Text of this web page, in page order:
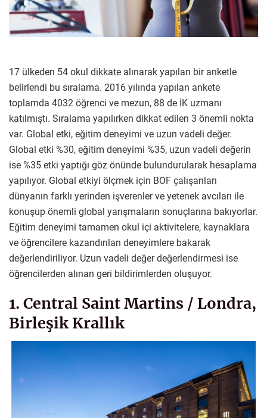
17 ülkeden 54 okul dikkate alınarak yapılan bir anketle
belirlendi bu sıralama. 2016 yılında yapılan ankete
toplamda 4032 öğrenci ve mezun, 88 de İK uzmanı
katılmıştı. Sıralama yapılırken dikkat edilen 3 önemli nokta
var. Global etki, eğitim deneyimi ve uzun vadeli değer.
Global etki %30, eğitim deneyimi %35, uzun vadeli değerin
ise %35 etki yaptığı göz önünde bulundurularak hesaplama
yapılıyor. Global etkiyi ölçmek için BOF çalışanları
dünyanın farklı yerinden işverenler ve yetenek avcıları ile
konuşup önemli global yarışmaların sonuçlarına bakıyorlar.
Eğitim deneyimi tamamen okul içi aktivitelere, kaynaklara
ve öğrencilere kazandırılan deneyimlere bakarak
değerlendiriliyor. Uzun vadeli değer değerlendirmesi ise
öğrencilerden alınan geri bildirimlerden oluşuyor.
1. Central Saint Martins / Londra,
Birleşik Krallık